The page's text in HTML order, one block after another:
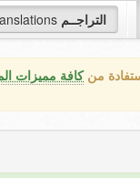
التراجــم
منكافة مميزات